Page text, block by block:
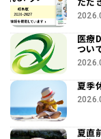
医療
つい
夏季
夏直